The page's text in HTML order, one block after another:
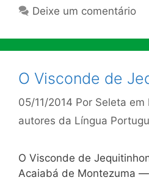
Deixe um comentário
O Visconde de
05/11/2014 Por Seleta em
autores da Língua
O Visconde de
Acaiabá de Montezuma